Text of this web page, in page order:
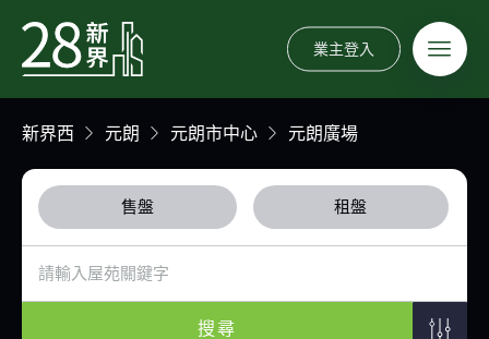
業主登入
新界西 元朗 元朗市中心 元朗廣場
售盤 租盤
搜尋